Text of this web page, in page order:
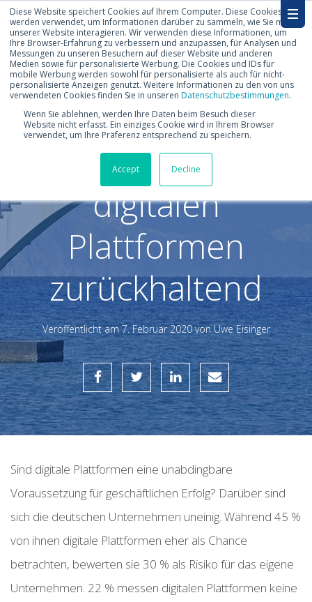
Diese Website speichert Cookies auf Ihrem Computer. Diese Cookies
werden verwendet, um Informationen darüber zu sammeln, wie Sie mit
unserer Website interagieren. Wir verwenden diese Informationen, um
Ihre Browser-Erfahrung zu verbessern und anzupassen, für Analysen und
Messungen zu unseren Besuchern auf dieser Website und anderen
Medien sowie für personalisierte Werbung. Die Cookies und IDs für
mobile Werbung werden sowohl für personalisierte als auch für nicht-
personalisierte Anzeigen genutzt. Weitere Informationen zu den von uns
verwendeten Cookies finden Sie in unseren Datenschutzbestimmungen.
Wenn Sie ablehnen, werden Ihre Daten beim Besuch dieser
Website nicht erfasst. Ein einziges Cookie wird in Ihrem Browser
verwendet, um Ihre Präferenz entsprechend zu speichern.
Accept Decline
Deutsche
Unternehmen bei
digitalen
Plattformen
zurückhaltend
Veröffentlicht am7. Februar 2020 vonUwe Eisinger
Sind digitale Plattformen eine unabdingbare
Voraussetzung für geschäftlichen Erfolg? Darüber sind
sich die deutschen Unternehmen uneinig. Während 45 %
von ihnen digitale Plattformen eher als Chance
betrachten, bewerten sie 30 % als Risiko für das eigene
Unternehmen. 22 % messen digitalen Plattformen keine